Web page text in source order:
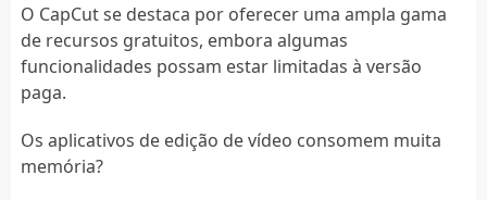
O CapCut se destaca por oferecer uma ampla gama
de recursos gratuitos, embora algumas
funcionalidades possam estar limitadas à versão
paga.
Os aplicativos de edição de vídeo consomem muita
memória?